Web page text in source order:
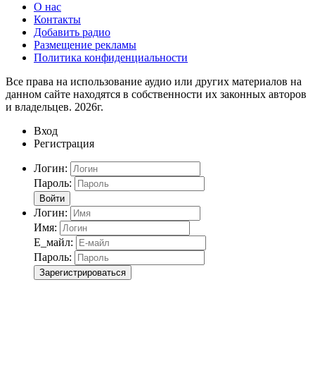
О нас
Контакты
Добавить радио
Размещение рекламы
Политика конфиденциальности
Все права на использование аудио или других материалов на
данном сайте находятся в собственности их законных авторов
и владельцев. 2026г.
Вход
Регистрация
Логин:
Пароль:
Войти
Логин:
Имя:
Е_майл:
Пароль:
Зарегистрироваться